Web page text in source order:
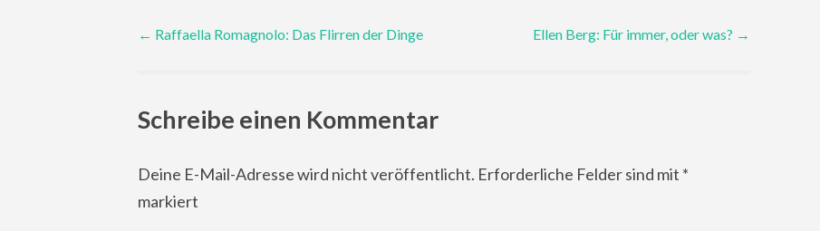
Post
← Raffaella Romagnolo: Das Flirren der Dinge Ellen Berg: Für immer, oder was? →
Schreibe einen Kommentar
Deine E-Mail-Adresse wird nicht veröffentlicht. Erforderliche Felder sind mit *
markiert